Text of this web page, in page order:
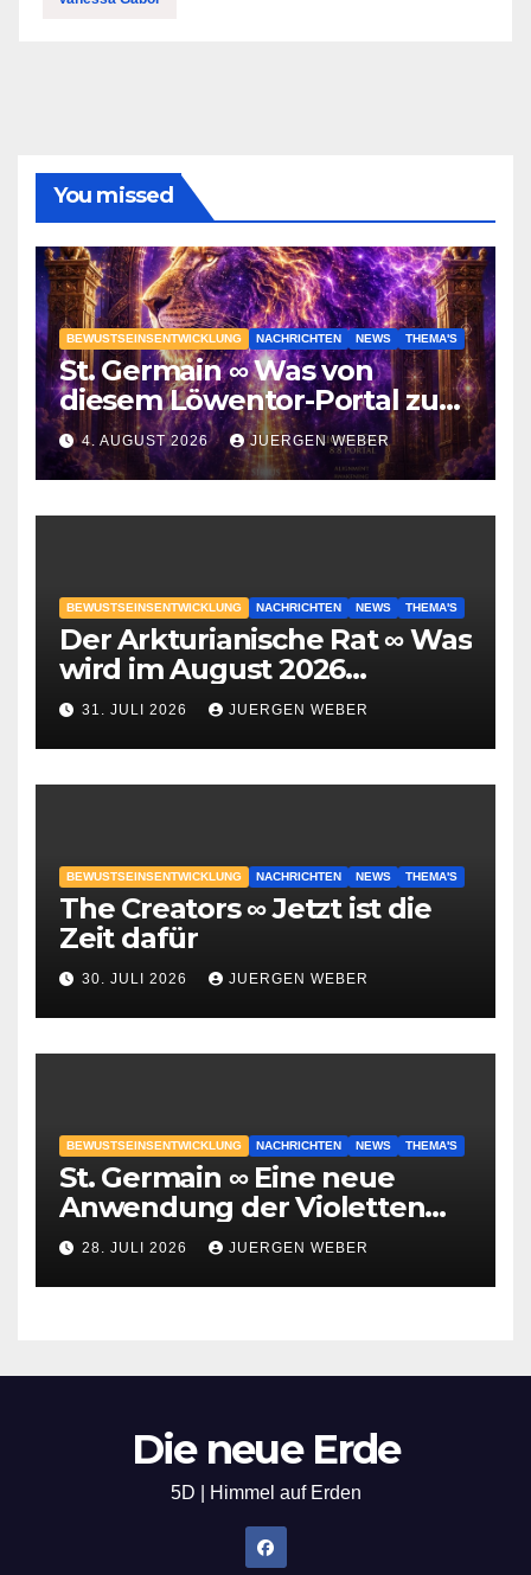
You missed
BEWUSTSEINSENTWICKLUNG NACHRICHTEN NEWS THEMA'S
St. Germain ∞ Was von
diesem Löwentor-Portal zu
erwarten ist
4. AUGUST 2026 JUERGEN WEBER
BEWUSTSEINSENTWICKLUNG NACHRICHTEN NEWS THEMA'S
Der Arkturianische Rat ∞ Was
wird im August 2026
geschehen?
31. JULI 2026 JUERGEN WEBER
BEWUSTSEINSENTWICKLUNG NACHRICHTEN NEWS THEMA'S
The Creators ∞ Jetzt ist die
Zeit dafür
30. JULI 2026 JUERGEN WEBER
BEWUSTSEINSENTWICKLUNG NACHRICHTEN NEWS THEMA'S
St. Germain ∞ Eine neue
Anwendung der Violetten
Flamme
28. JULI 2026 JUERGEN WEBER
Die neue Erde
5D | Himmel auf Erden